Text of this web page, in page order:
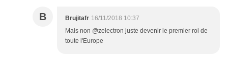
B Brujitafr 16/11/2018 10:37
Mais non @zelectron juste devenir le premier roi de
toute l'Europe